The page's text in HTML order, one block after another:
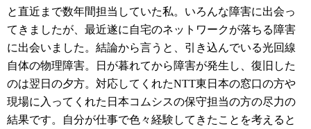
と直近まで数年間担当していた私。いろんな障害に出会っ
てきましたが、最近遂に自宅のネットワークが落ちる障害
に出会いました。結論から言うと、引き込んでいる光回線
自体の物理障害。日が暮れてから障害が発生し、復旧した
のは翌日の夕方。対応してくれたNTT東日本の窓口の方や
現場に入ってくれた日本コムシスの保守担当の方の尽力の
結果です。自分が仕事で色々経験してきたことを考えると